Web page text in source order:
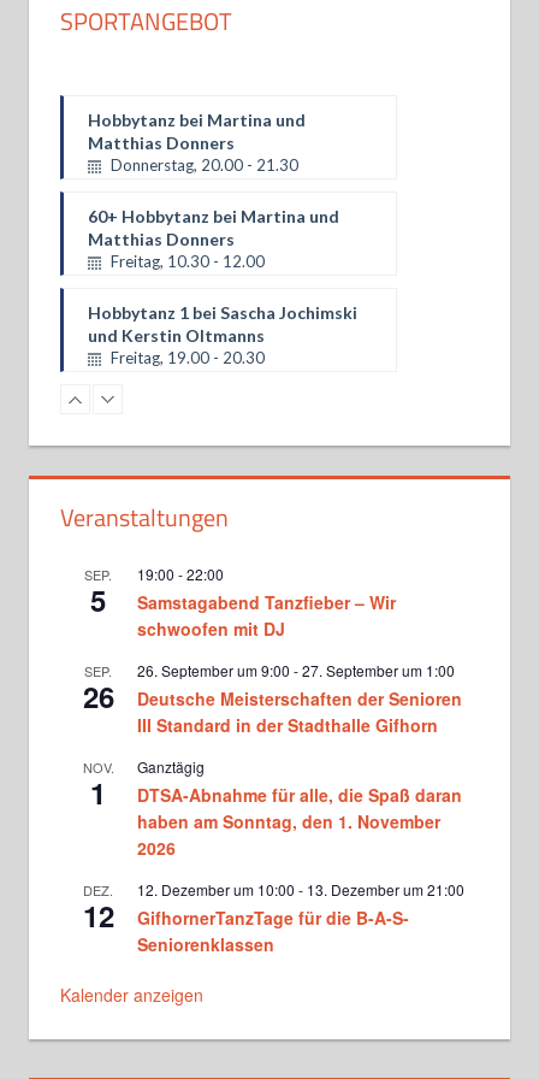
SPORTANGEBOT
Hobbytanz bei Martina und
Matthias Donners
Donnerstag, 20.00 - 21.30
60+ Hobbytanz bei Martina und
Matthias Donners
Freitag, 10.30 - 12.00
Hobbytanz 1 bei Sascha Jochimski
und Kerstin Oltmanns
Freitag, 19.00 - 20.30
Hobbytanz bei Ina Langner
Hobbytanz 2 Sascha Jochimski und
Kerstin Oltmanns
SALSATION® mit Heike Schubert
Samstag, 11.00 - 12.00
Hobbytanzggruppe bei Ina Langner
Sonntag, 17.00 - 18.30
Hobbytanz bei Lajos Nagy
Sonntag, 18.00 - 19.30
Parmigeis bei Ina Langner
Montag, 18.30 - 20.00
Hobbytanz bei Lajos Nagy
Montag, 18.30 - 20.00
Veranstaltungen
SEP.
5
19:00 -22:00
Samstagabend Tanzfieber – Wir
schwoofen mit DJ
SEP.
26
26. September um 9:00 -27. September um 1:00
Deutsche Meisterschaften der Senioren
III Standard in der Stadthalle Gifhorn
NOV.
1
Ganztägig
DTSA-Abnahme für alle, die Spaß daran
haben am Sonntag, den 1. November
2026
DEZ.
12
12. Dezember um 10:00 - 13. Dezember um 21:00
GifhornerTanzTage für die B-A-S-
Seniorenklassen
Kalender anzeigen